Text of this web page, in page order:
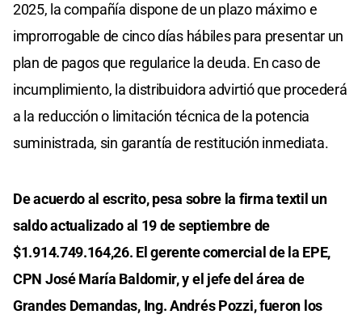
2025, la compañía dispone de un plazo máximo e
improrrogable de cinco días hábiles para presentar un
plan de pagos que regularice la deuda. En caso de
incumplimiento, la distribuidora advirtió que procederá
a la reducción o limitación técnica de la potencia
suministrada, sin garantía de restitución inmediata.
De acuerdo al escrito, pesa sobre la firma textil un
saldo actualizado al 19 de septiembre de
$1.914.749.164,26. El gerente comercial de la EPE,
CPN José María Baldomir, y el jefe del área de
Grandes Demandas, Ing. Andrés Pozzi, fueron los